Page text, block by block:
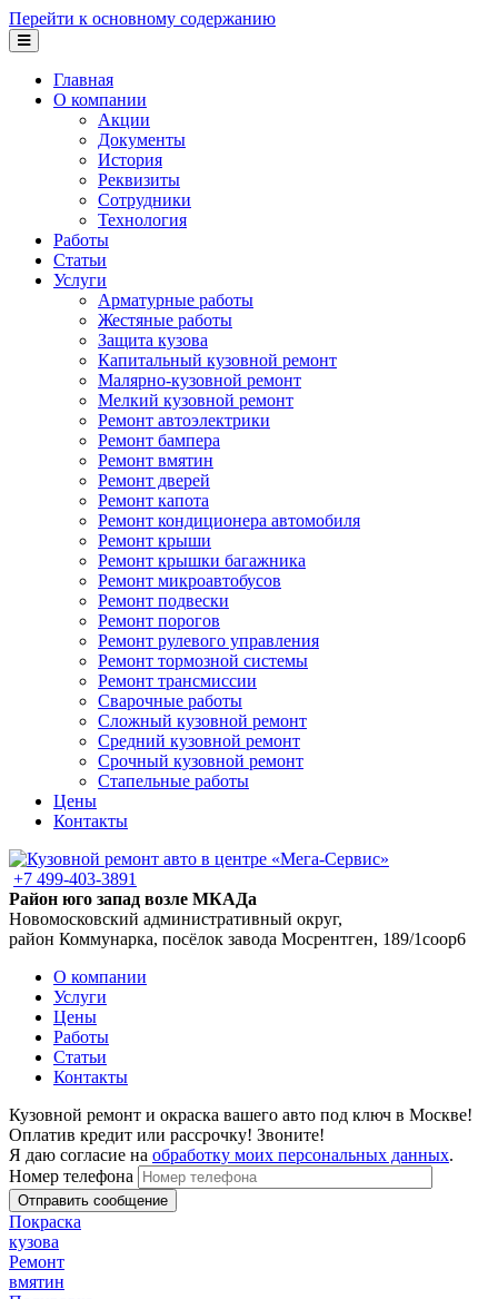
Перейти к основному содержанию
Главная
О компании
Акции
Документы
История
Реквизиты
Сотрудники
Технология
Работы
Статьи
Услуги
Арматурные работы
Жестяные работы
Защита кузова
Капитальный кузовной ремонт
Малярно-кузовной ремонт
Мелкий кузовной ремонт
Ремонт автоэлектрики
Ремонт бампера
Ремонт вмятин
Ремонт дверей
Ремонт капота
Ремонт кондиционера автомобиля
Ремонт крыши
Ремонт крышки багажника
Ремонт микроавтобусов
Ремонт подвески
Ремонт порогов
Ремонт рулевого управления
Ремонт тормозной системы
Ремонт трансмиссии
Сварочные работы
Сложный кузовной ремонт
Средний кузовной ремонт
Срочный кузовной ремонт
Стапельные работы
Цены
Контакты
+7 499-403-3891
Район юго запад возле МКАДа
Новомосковский административный округ,
район Коммунарка, посёлок завода Мосрентген, 189/1соор6
О компании
Услуги
Цены
Работы
Статьи
Контакты
Кузовной ремонт и окраска вашего авто под ключ в Москве!
Оплатив кредит или рассрочку! Звоните!
Я даю согласие на обработку моих персональных данных.
Номер телефона
Покраска
кузова
Ремонт
вмятин